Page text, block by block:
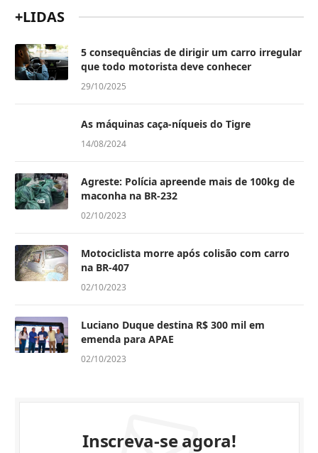
+LIDAS
5 consequências de dirigir um carro irregular
que todo motorista deve conhecer
29/10/2025
As máquinas caça-níqueis do Tigre
14/08/2024
Agreste: Polícia apreende mais de 100kg de
maconha na BR-232
02/10/2023
Motociclista morre após colisão com carro
na BR-407
02/10/2023
Luciano Duque destina R$ 300 mil em
emenda para APAE
02/10/2023
Inscreva-se agora!